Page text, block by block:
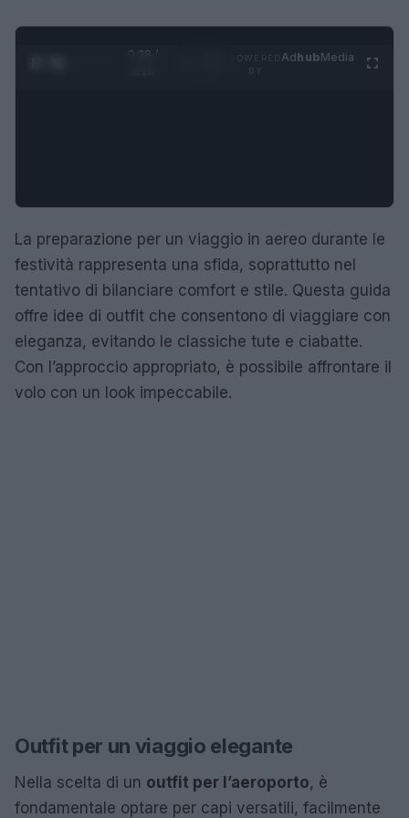
0:29 /
AdhubMedia
La preparazione per un viaggio in aereo durante le
festività rappresenta una sfida, soprattutto nel
tentativo di bilanciare comfort e stile. Questa guida
offre idee di outfit che consentono di viaggiare con
eleganza, evitando le classiche tute e ciabatte.
Con l’approccio appropriato, è possibile affrontare il
volo con un look impeccabile.
Outfit per un viaggio elegante
Nella scelta di un outfit per l’aeroporto, è
fondamentale optare per capi versatili, facilmente